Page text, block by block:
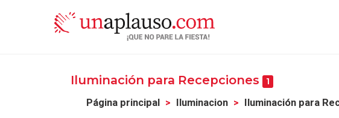
Iluminación para Recepciones 1
Página principal Iluminacion Iluminación para